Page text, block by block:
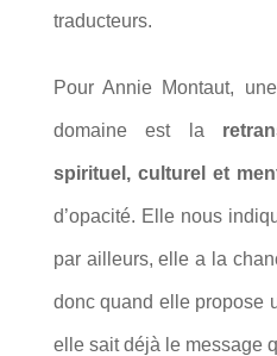
traducteurs.
Pour Annie Montaut,
domaine est la
spirituel, culturel et
d’opacité. Elle nous
par ailleurs, elle a la
donc quand elle propose
elle sait déjà le message